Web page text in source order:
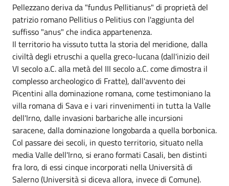
Pellezzano deriva da "fundus Pellitianus" di proprietà del
patrizio romano Pellitius o Pelitius con l'aggiunta del
suffisso "anus" che indica appartenenza.
Il territorio ha vissuto tutta la storia del meridione, dalla
civiltà degli etruschi a quella greco-lucana (dall'inizio deil
VI secolo a.C. alla metà del III secolo a.C. come dimostra il
complesso archeologico di Fratte), dall'avvento dei
Picentini alla dominazione romana, come testimoniano la
villa romana di Sava e i vari rinvenimenti in tutta la Valle
dell'Irno, dalle invasioni barbariche alle incursioni
saracene, dalla dominazione longobarda a quella borbonica.
Col passare dei secoli, in questo territorio, situato nella
media Valle dell'Irno, si erano formati Casali, ben distinti
fra loro, di essi cinque incorporati nella Università di
Salerno (Università si diceva allora, invece di Comune).